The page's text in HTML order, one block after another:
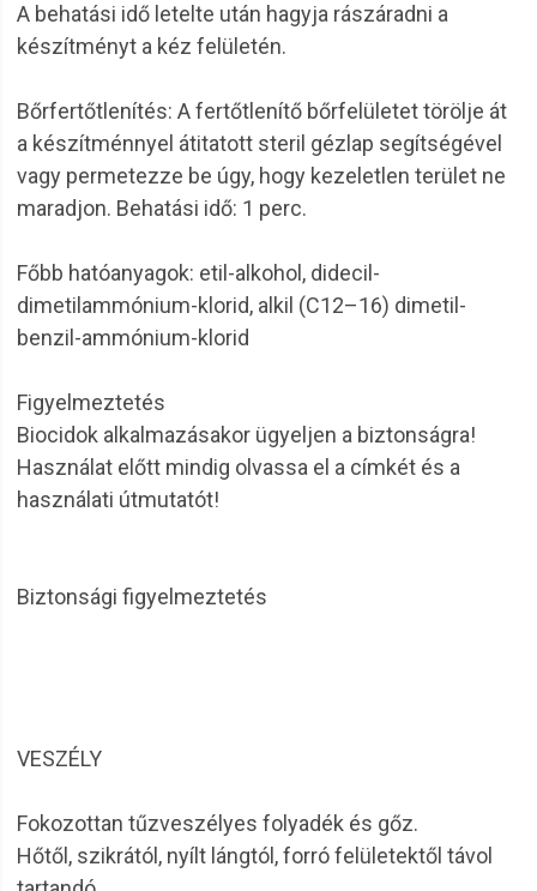
A behatási idő letelte után hagyja rászáradni a
készítményt a kéz felületén.
Bőrfertőtlenítés: A fertőtlenítő bőrfelületet törölje át
a készítménnyel átitatott steril gézlap segítségével
vagy permetezze be úgy, hogy kezeletlen terület ne
maradjon. Behatási idő: 1 perc.
Főbb hatóanyagok: etil-alkohol, didecil-
dimetilammónium-klorid, alkil (C12–16) dimetil-
benzil-ammónium-klorid
Figyelmeztetés
Biocidok alkalmazásakor ügyeljen a biztonságra!
Használat előtt mindig olvassa el a címkét és a
használati útmutatót!
Biztonsági figyelmeztetés
VESZÉLY
Fokozottan tűzveszélyes folyadék és gőz.
Hőtől, szikrától, nyílt lángtól, forró felületektől távol